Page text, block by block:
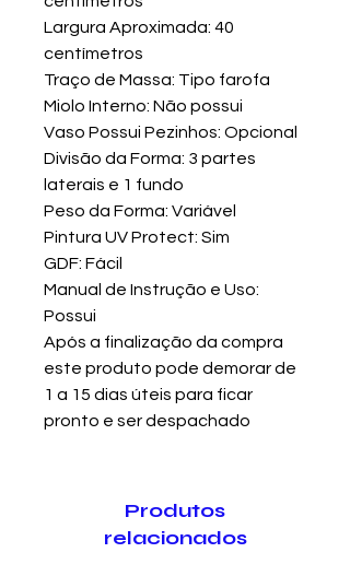
Largura Aproximada: 40
centímetros
Traço de Massa: Tipo farofa
Miolo Interno: Não possui
Vaso Possui Pezinhos: Opcional
Divisão da Forma: 3 partes
laterais e 1 fundo
Peso da Forma: Variável
Pintura UV Protect: Sim
GDF: Fácil
Manual de Instrução e Uso:
Possui
Após a finalização da compra
este produto pode demorar de
1 a 15 dias úteis para ficar
pronto e ser despachado
Produtos
relacionados